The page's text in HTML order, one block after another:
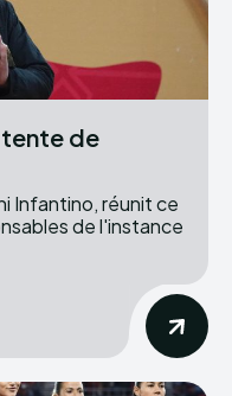
tente de
Infantino, réunit ce
de l'instance